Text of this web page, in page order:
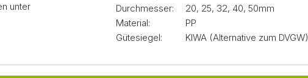
unter
Durchmesser:
20, 25, 32, 40, 50mm
Material:
PP
Gütesiegel:
KIWA (Alternative zum DVGW)